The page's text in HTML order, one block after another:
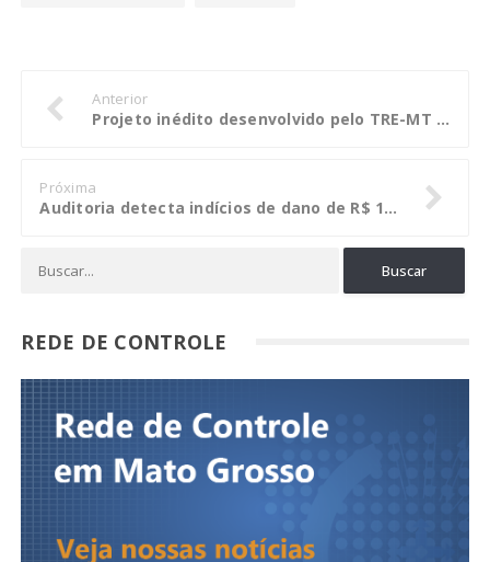
Anterior
Projeto inédito desenvolvido pelo TRE-MT é apresentado no 71º Encontro do Colégio de Presidentes de TREs
Próxima
Auditoria detecta indícios de dano de R$ 178 milhões por cessões de servidores
REDE DE CONTROLE